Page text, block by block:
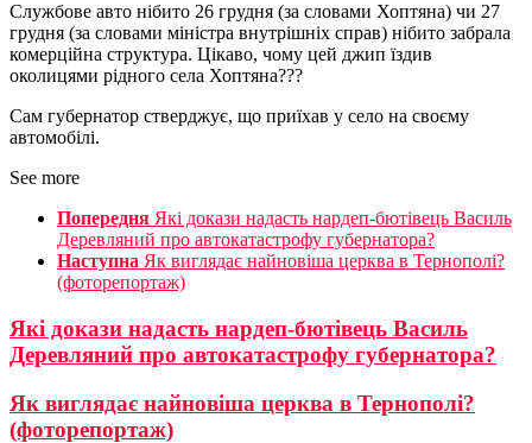
Службове авто нібито 26 грудня (за словами Хоптяна) чи 27
грудня (за словами міністра внутрішніх справ) нібито забрала
комерційна структура. Цікаво, чому цей джип їздив
околицями рідного села Хоптяна???
Сам губернатор стверджує, що приїхав у село на своєму
автомобілі.
See more
Попередня Які докази надасть нардеп-бютівець Василь
Деревляний про автокатастрофу губернатора?
Наступна Як виглядає найновіша церква в Тернополі?
(фоторепортаж)
Які докази надасть нардеп-бютівець Василь
Деревляний про автокатастрофу губернатора?
Як виглядає найновіша церква в Тернополі?
(фоторепортаж)